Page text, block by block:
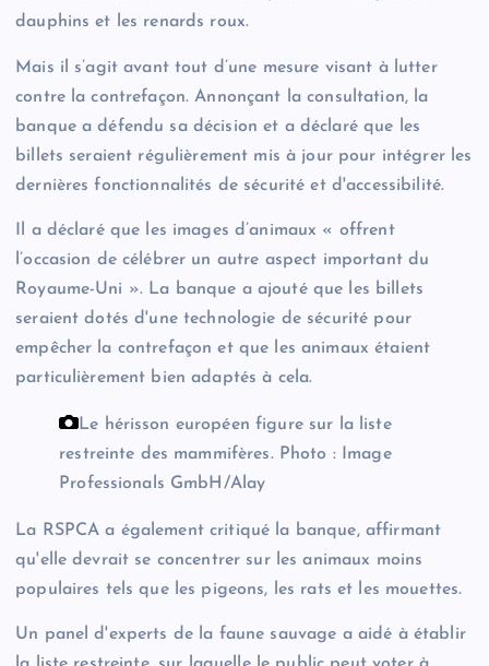
dauphins et les renards roux.
Mais il s’agit avant tout d’une mesure visant à lutter
contre la contrefaçon. Annonçant la consultation, la
banque a défendu sa décision et a déclaré que les
billets seraient régulièrement mis à jour pour intégrer les
dernières fonctionnalités de sécurité et d'accessibilité.
Il a déclaré que les images d’animaux « offrent
l’occasion de célébrer un autre aspect important du
Royaume-Uni ». La banque a ajouté que les billets
seraient dotés d'une technologie de sécurité pour
empêcher la contrefaçon et que les animaux étaient
particulièrement bien adaptés à cela.
Le hérisson européen figure sur la liste
restreinte des mammifères. Photo : Image
Professionals GmbH/Alay
La RSPCA a également critiqué la banque, affirmant
qu'elle devrait se concentrer sur les animaux moins
populaires tels que les pigeons, les rats et les mouettes.
Un panel d'experts de la faune sauvage a aidé à établir